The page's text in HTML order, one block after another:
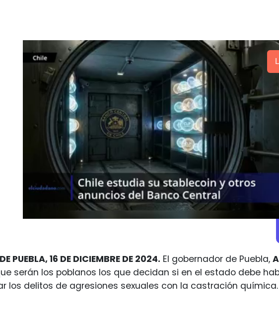
PUEBLA, 16 DE DICIEMBRE DE 2024. El gobernador de Puebla,
serán los poblanos los que decidan si en el estado debe
los delitos de agresiones sexuales con la castración química.